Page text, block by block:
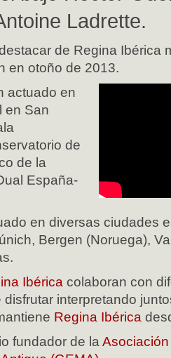
Ladrette.
de Regina Ibérica
en otoño de 2013.
actuado en
en San
de
de la
España-
en diversas ciudades
Bergen (Noruega),
Ibérica colaboran con
interpretando
Regina Ibérica
fundador de la